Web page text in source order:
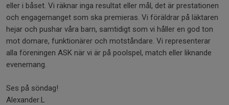
eller i båset. Vi räknar inga resultat eller mål, det är prestationen
och engagemanget som ska premieras. Vi föräldrar på läktaren
hejar och pushar våra barn, samtidigt som vi håller en god ton
mot domare, funktionärer och motståndare. Vi representerar
alla föreningen ASK när vi är på poolspel, match eller liknande
evenemang.
Ses på söndag!
Alexander.L